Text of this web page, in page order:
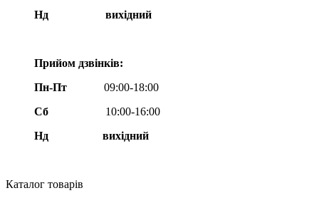
Нд вихідний
Прийом дзвінків:
Пн-Пт
09:00-18:00
Сб
10:00-16:00
Нд вихідний
Каталог товарів